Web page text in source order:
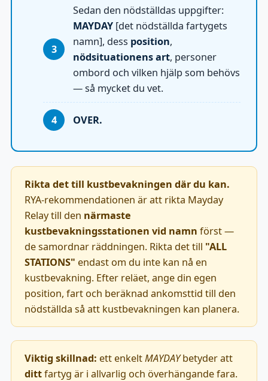
Sedan den nödställdas uppgifter:
MAYDAY [det nödställda fartygets
namn], dess position,
nödsituationens art, personer
ombord och vilken hjälp som behövs
— så mycket du vet.
OVER.
Rikta det till kustbevakningen där du kan.
RYA-rekommendationen är att rikta Mayday
Relay till den närmaste
kustbevakningsstationen vid namn först —
de samordnar räddningen. Rikta det till "ALL
STATIONS" endast om du inte kan nå en
kustbevakning. Efter reläet, ange din egen
position, fart och beräknad ankomsttid till den
nödställda så att kustbevakningen kan planera.
Viktig skillnad: ett enkeltMAYDAYbetyder att
dittfartyg är i allvarlig och överhängande fara.